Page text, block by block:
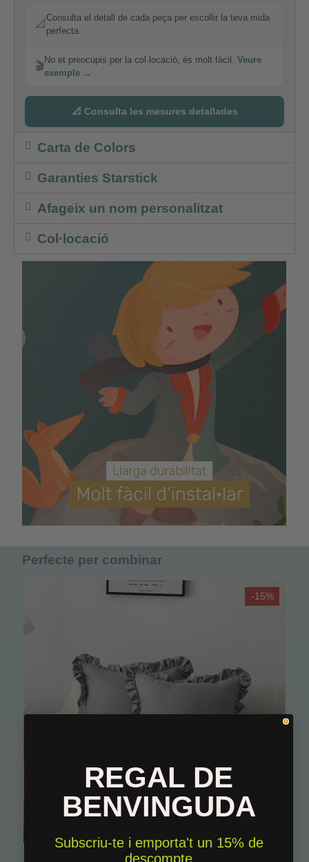
📐
Consulta el detall de cada peça per escollir la teva mida
perfecta.
🎬
No et preocupis per la col·locació, és molt fàcil. Veure
exemple →
📐 Consulta les mesures detallades
Carta de Colors
Garanties Starstick
Afageix un nom personalitzat
Col·locació
Perfecte per combinar
-15%
Funda coixí 45x45 - Decoració per a la llar
REGAL DE
BENVINGUDA
Subscriu-te i emporta't un 15% de
descompte